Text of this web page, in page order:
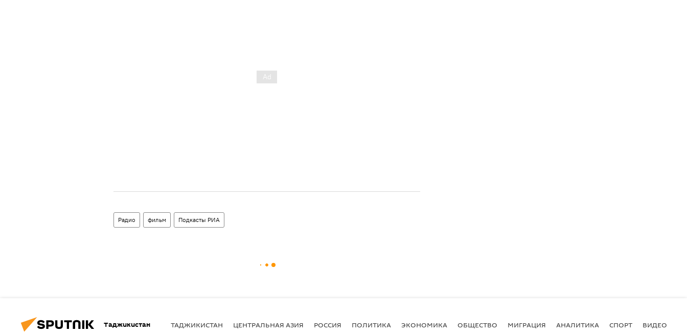
Радио фильм Подкасты РИА
Таджикистан ТАДЖИКИСТАН ЦЕНТРАЛЬНАЯ АЗИЯ РОССИЯ ПОЛИТИКА ЭКОНОМИКА ОБЩЕСТВО МИГРАЦИЯ АНАЛИТИКА СПОРТ ВИДЕО